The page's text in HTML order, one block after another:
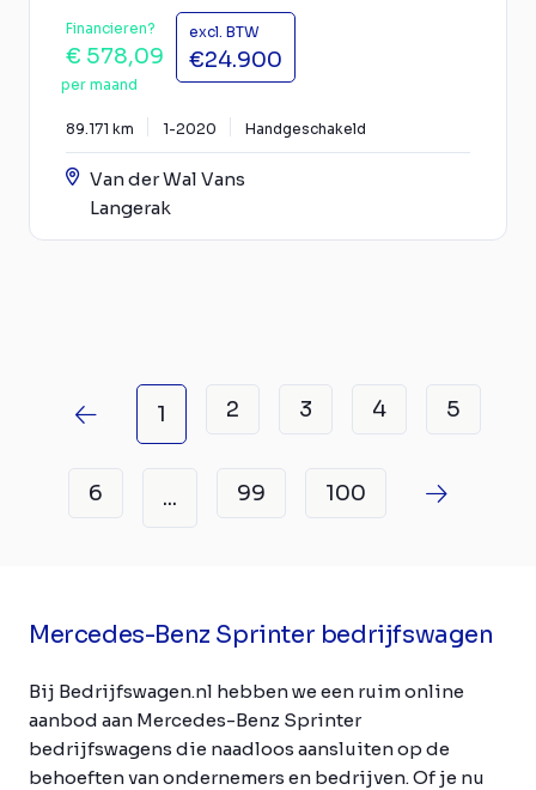
Financieren?
€ 578,09
per maand
excl. BTW
€24.900
89.171 km 1-2020 Handgeschakeld
Van der Wal Vans
Langerak
1 2 3 4 5
6 ... 99 100
Mercedes-Benz Sprinter bedrijfswagen
Bij Bedrijfswagen.nl hebben we een ruim online
aanbod aan Mercedes-Benz Sprinter
bedrijfswagens die naadloos aansluiten op de
behoeften van ondernemers en bedrijven. Of je nu